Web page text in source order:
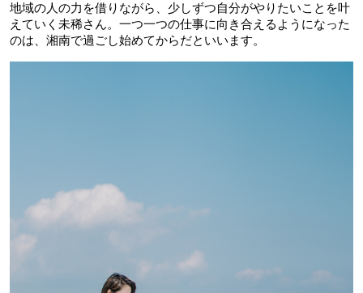
地域の人の力を借りながら、少しずつ自分がやりたいことを叶
えていく未稀さん。一つ一つの仕事に向き合えるようになった
のは、湘南で過ごし始めてからだといいます。